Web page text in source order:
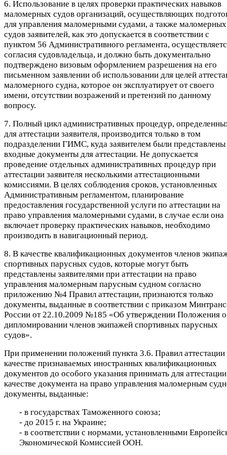
6. Использование в целях проверки практических навыков
маломерных судов организаций, осуществляющих
для управления маломерными судами, а также маломерных
судов заявителей, как это допускается в соответствии с
пунктом 56 Административного регламента,
согласия судовладельца, и должно быть документально
подтверждено визовым оформлением разрешения на его
письменном заявлении об использовании для целей
маломерного судна, которое он эксплуатирует от своего
имени, отсутствии возражений и претензий по данному
вопросу.
7. Полный цикл административных процедур,
для аттестации заявителя, производится только в том
подразделении ГИМС, куда заявителем были представлены
входные документы для аттестации. Не допускается
проведение отдельных административных процедур при
аттестации заявителя несколькими аттестационными
комиссиями. В целях соблюдения сроков, установленных
Административным регламентом, планирование
предоставления государственной услуги по аттестации на
право управления маломерными судами, в случае если она
включает проверку практических навыков, необходимо
производить в навигационный период.
8. В качестве квалификационных документов членов
спортивных парусных судов, которые могут быть
представлены заявителями при аттестации на право
управления маломерным парусным судном согласно
приложению №4 Правил аттестации, признаются только
документы, выданные в соответствии с приказом
России от 22.10.2009 №185 «Об утверждении Положения о
дипломировании членов экипажей спортивных парусных
судов».
При применении положений пункта 3.6. Правил аттестации
качестве признаваемых иностранных квалификационных
документов до особого указания принимать для
качестве документа на право управления маломерным
документы, выданные:
- в государствах Таможенного союза;
- до 2015 г. на Украине;
- в соответствии с нормами, установленными
Экономической Комиссией ООН.